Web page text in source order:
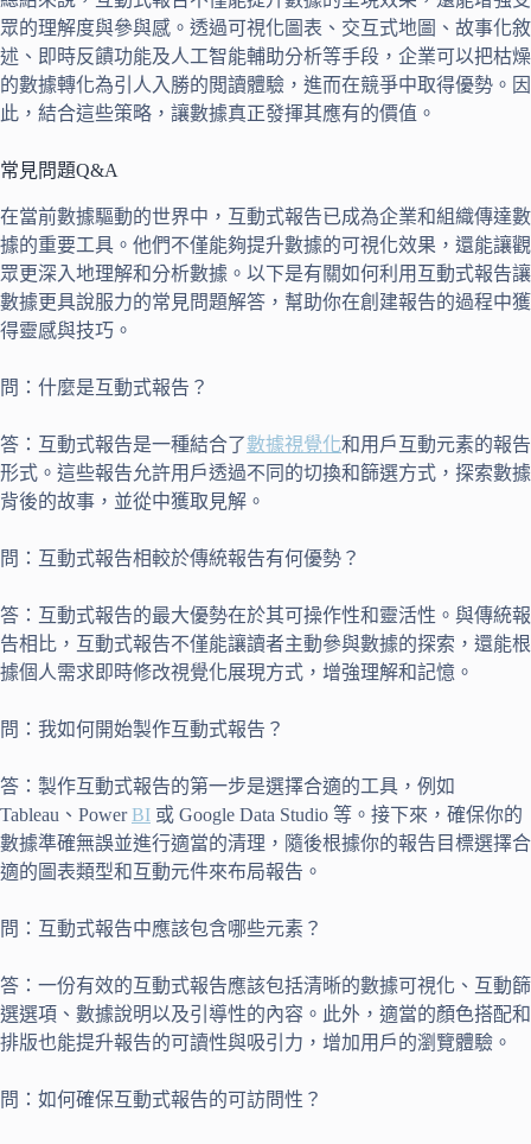
眾的理解度與參與感。透過可視化圖表、交互式地圖、故事化敘
述、即時反饋功能及人工智能輔助分析等手段，企業可以把枯燥
的數據轉化為引人入勝的閲讀體驗，進而在競爭中取得優勢。因
此，結合這些策略，讓數據真正發揮其應有的價值。
常見問題Q&A
在當前數據驅動的世界中，互動式報告已成為企業和組織傳達數
據的重要工具。他們不僅能夠提升數據的可視化效果，還能讓觀
眾更深入地理解和分析數據。以下是有關如何利用互動式報告讓
數據更具說服力的常見問題解答，幫助你在創建報告的過程中獲
得靈感與技巧。
問：什麼是互動式報告？
答：互動式報告是一種結合了數據視覺化和用戶互動元素的報告
形式。這些報告允許用戶透過不同的切換和篩選方式，探索數據
背後的故事，並從中獲取見解。
問：互動式報告相較於傳統報告有何優勢？
答：互動式報告的最大優勢在於其可操作性和靈活性。與傳統報
告相比，互動式報告不僅能讓讀者主動參與數據的探索，還能根
據個人需求即時修改視覺化展現方式，增強理解和記憶。
問：我如何開始製作互動式報告？
答：製作互動式報告的第一步是選擇合適的工具，例如
Tableau、PowerBI 或 Google Data Studio 等。接下來，確保你的
數據準確無誤並進行適當的清理，隨後根據你的報告目標選擇合
適的圖表類型和互動元件來布局報告。
問：互動式報告中應該包含哪些元素？
答：一份有效的互動式報告應該包括清晰的數據可視化、互動篩
選選項、數據說明以及引導性的內容。此外，適當的顏色搭配和
排版也能提升報告的可讀性與吸引力，增加用戶的瀏覽體驗。
問：如何確保互動式報告的可訪問性？